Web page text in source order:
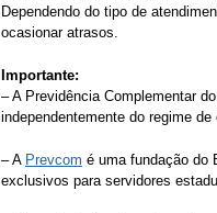
Dependendo do tipo de
ocasionar atrasos.
Importante:
– A Previdência Complementar
independentemente do regime de
– A Prevcom é uma fundação do
exclusivos para servidores